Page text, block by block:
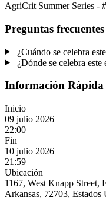
AgriCrit Summer Series -
Preguntas frecuentes
¿Cuándo se celebra
¿Dónde se celebra este
Información Rápida
Inicio
09 julio 2026
22:00
Fin
10 julio 2026
21:59
Ubicación
1167, West Knapp Street,
Arkansas, 72703, Estados